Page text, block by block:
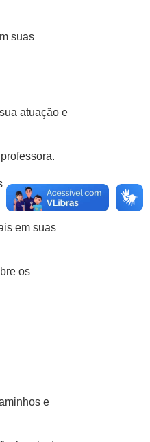
suas
atuação e
em suas
os
e